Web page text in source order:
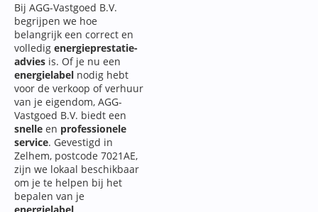
Bij AGG-Vastgoed B.V.
begrijpen we hoe
belangrijk een correct en
volledig energieprestatie-
advies is. Of je nu een
energielabel nodig hebt
voor de verkoop of verhuur
van je eigendom, AGG-
Vastgoed B.V. biedt een
snelle en professionele
service. Gevestigd in
Zelhem, postcode 7021AE,
zijn we lokaal beschikbaar
om je te helpen bij het
bepalen van je